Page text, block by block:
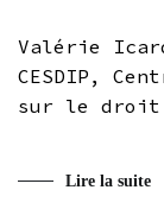
Valérie
CESDIP,
sur le droit
Lire la suite